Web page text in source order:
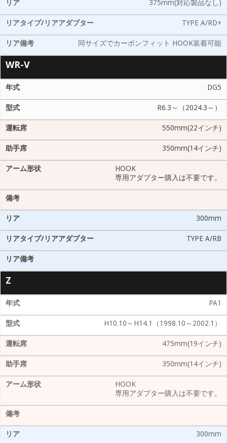
375mm(対応製品なし)
TYPE A/RD+
同サイズでカーボンフィット HOOK装着可能
WR-V
DG5
R6.3～（2024.3～）
550mm(22インチ)
350mm(14インチ)
HOOK
専用アダプター購入は不要です。
300mm
TYPE A/RB
Z
PA1
H10.10～H14.1（1998.10～2002.1）
475mm(19インチ)
350mm(14インチ)
HOOK
専用アダプター購入は不要です。
300mm